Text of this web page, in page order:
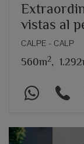
vistas al
CALPE - CALP
560m2,